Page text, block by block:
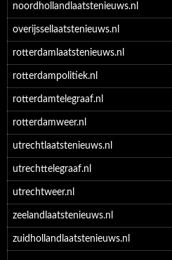
noordhollandlaatstenieuws.nl
overijssellaatstenieuws.nl
rotterdamlaatstenieuws.nl
rotterdampolitiek.nl
rotterdamtelegraaf.nl
rotterdamweer.nl
utrechtlaatstenieuws.nl
utrechttelegraaf.nl
utrechtweer.nl
zeelandlaatstenieuws.nl
zuidhollandlaatstenieuws.nl